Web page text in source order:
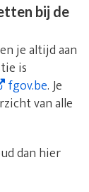
bij de
je altijd aan
is
fgov.be. Je
van alle
dan hier